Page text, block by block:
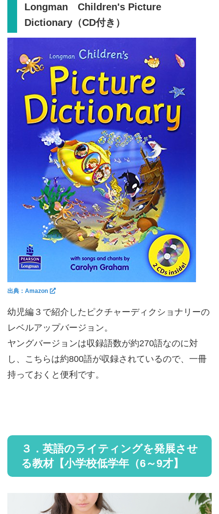
Longman Children's Picture
Dictionary（CD付き）
出典：Amazon
幼児編３で紹介したピクチャーディクショナリーの
レベルアップバージョン。
ヤングバージョンは収録語数が約270語なのに対
し、こちらは約800語が収録されているので、一冊
持っておくと便利です。
３．英語のライティングを発展させ
る教材【小学校低学年（6～9才】